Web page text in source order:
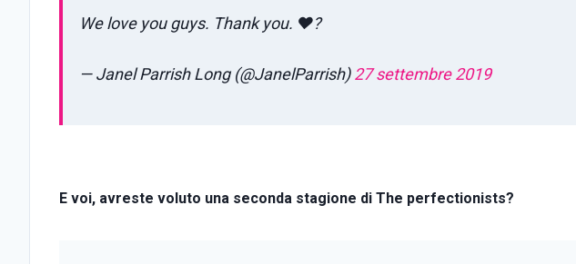
We love you guys. Thank you. ❤️?
— Janel Parrish Long (@JanelParrish)27 settembre 2019
E voi, avreste voluto una seconda stagione di The perfectionists?